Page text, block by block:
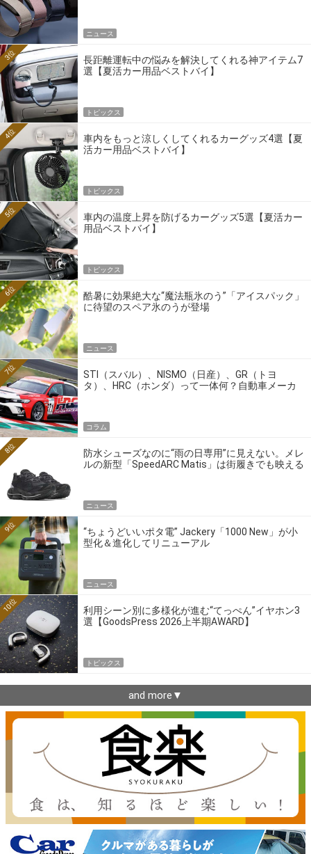
ニュース
長距離運転中の悩みを解決してくれる神アイテム7
選【夏活カー用品ベストバイ】
3位
トピックス
車内をもっと涼しくしてくれるカーグッズ4選【夏
活カー用品ベストバイ】
4位
トピックス
車内の温度上昇を防げるカーグッズ5選【夏活カー
用品ベストバイ】
5位
トピックス
酷暑に効果絶大な“魔法瓶氷のう”「アイスパック」
に待望のスペア氷のうが登場
6位
ニュース
STI（スバル）、NISMO（日産）、GR（トヨ
タ）、HRC（ホンダ）って一体何？自動車メーカ
7位
コラム
防水シューズなのに“雨の日専用”に見えない。メレ
ルの新型「SpeedARC Matis」は街履きでも映える
8位
ニュース
“ちょうどいいポタ電” Jackery「1000 New」が小
型化＆進化してリニューアル
9位
ニュース
利用シーン別に多様化が進む“てっぺん”イヤホン3
選【GoodsPress 2026上半期AWARD】
10位
トピックス
and more▼